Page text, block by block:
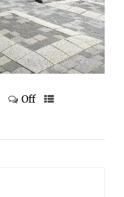
Off